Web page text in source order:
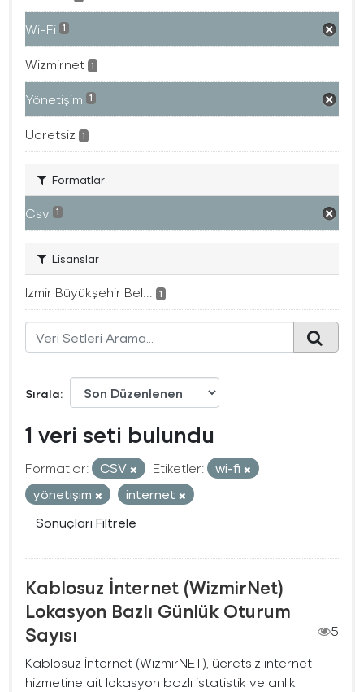
Wi-Fi 1
Wizmirnet 1
Yönetişim 1
Ücretsiz 1
Formatlar
Csv 1
Lisanslar
İzmir Büyükşehir Bel... 1
Sırala
1 veri seti bulundu
Formatlar: CSV Etiketler:
wi-fi
yönetişim
internet
Sonuçları Filtrele
Kablosuz İnternet (WizmirNet)
Lokasyon Bazlı Günlük Oturum
Sayısı
5
Kablosuz İnternet (WizmirNET), ücretsiz internet
hizmetine ait lokasyon bazlı istatistik ve anlık